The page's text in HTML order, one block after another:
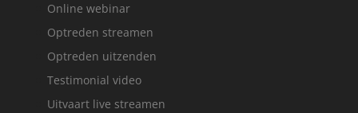
Online webinar
Optreden streamen
Optreden uitzenden
Testimonial video
Uitvaart live streamen